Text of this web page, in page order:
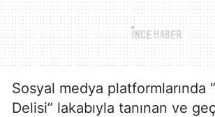
Sosyal medya platformlarında
Delisi” lakabıyla tanınan ve